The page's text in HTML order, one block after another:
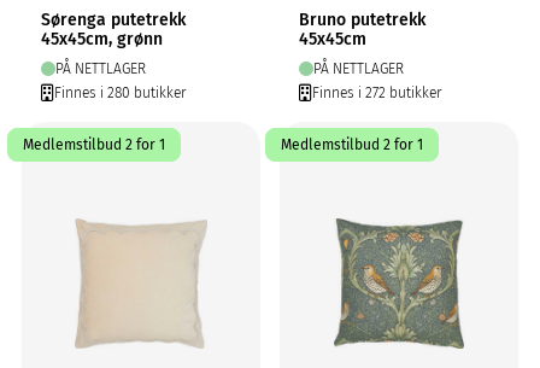
Sørenga putetrekk
45x45cm, grønn
PÅ NETTLAGER
Finnes i 280 butikker
Bruno putetrekk
45x45cm
PÅ NETTLAGER
Finnes i 272 butikker
Medlemstilbud 2 for 1 Medlemstilbud 2 for 1